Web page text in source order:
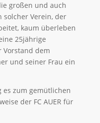
großen und auch
solcher Verein, der
kaum überleben
25jährige
dem
und seiner Frau ein
es zum gemütlichen
der FC AUER für